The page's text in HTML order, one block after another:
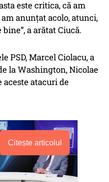
este critica, că am
anunţat acolo, atunci,
a arătat Ciucă.
PSD, Marcel Ciolacu, a
la Washington, Nicolae
aceste atacuri de
Citește articolul